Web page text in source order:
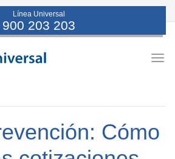
Línea Universal
900 203 203
Cómo